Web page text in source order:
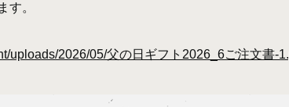
す。
uploads/2026/05/父の日ギフト2026_6ご注文書-